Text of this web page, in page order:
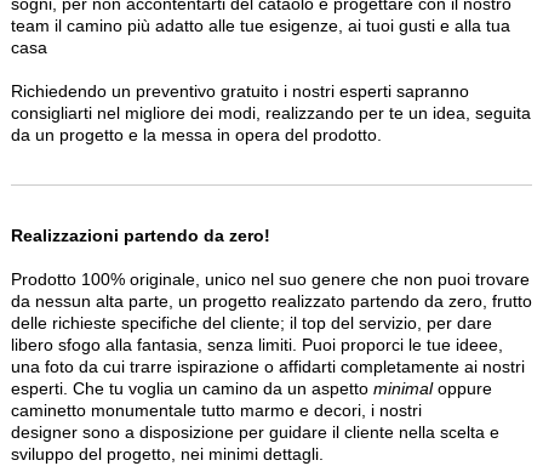
team il camino più adatto alle tue esigenze, ai tuoi gusti e alla tua
casa
Richiedendo un preventivo gratuito i nostri esperti sapranno
consigliarti nel migliore dei modi, realizzando per te un idea, seguita
da un progetto e la messa in opera del prodotto.
Realizzazioni partendo da zero!
Prodotto 100% originale, unico nel suo genere che non puoi trovare
da nessun alta parte, un progetto realizzato partendo da zero, frutto
delle richieste specifiche del cliente; il top del servizio, per dare
libero sfogo alla fantasia, senza limiti. Puoi proporci le tue ideee,
una foto da cui trarre ispirazione o affidarti completamente ai nostri
esperti. Che tu voglia un camino da un aspetto minimaloppure
caminetto monumentale tutto marmo e decori, i nostri
designer sono a disposizione per guidare il cliente nella scelta e
sviluppo del progetto, nei minimi dettagli.